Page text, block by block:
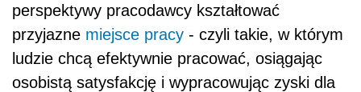
perspektywy pracodawcy kształtować
przyjazne miejsce pracy - czyli takie, w którym
ludzie chcą efektywnie pracować, osiągając
osobistą satysfakcję i wypracowując zyski dla